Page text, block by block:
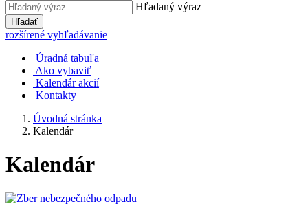
Hľadaný výraz
Hľadať
rozšírené vyhľadávanie
Úradná tabuľa
Ako vybaviť
Kalendár akcií
Kontakty
Úvodná stránka
Kalendár
Kalendár